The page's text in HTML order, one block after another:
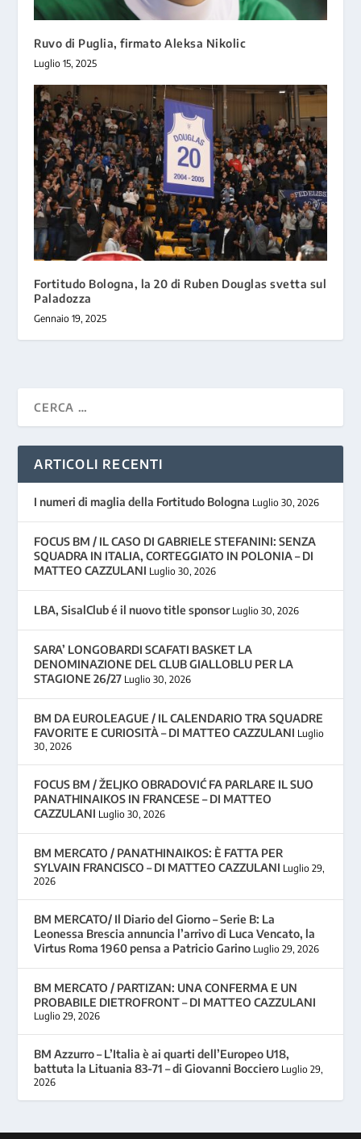
Ruvo di Puglia, firmato Aleksa Nikolic
Luglio 15, 2025
Fortitudo Bologna, la 20 di Ruben Douglas svetta sul
Paladozza
Gennaio 19, 2025
ARTICOLI RECENTI
I numeri di maglia della Fortitudo Bologna Luglio 30, 2026
FOCUS BM / IL CASO DI GABRIELE STEFANINI: SENZA
SQUADRA IN ITALIA, CORTEGGIATO IN POLONIA – DI
MATTEO CAZZULANI Luglio 30, 2026
LBA, SisalClub é il nuovo title sponsor Luglio 30, 2026
SARA’ LONGOBARDI SCAFATI BASKET LA
DENOMINAZIONE DEL CLUB GIALLOBLU PER LA
STAGIONE 26/27 Luglio 30, 2026
BM DA EUROLEAGUE / IL CALENDARIO TRA SQUADRE
FAVORITE E CURIOSITÀ – DI MATTEO CAZZULANI Luglio
30, 2026
FOCUS BM / ŽELJKO OBRADOVIĆ FA PARLARE IL SUO
PANATHINAIKOS IN FRANCESE – DI MATTEO
CAZZULANI Luglio 30, 2026
BM MERCATO / PANATHINAIKOS: È FATTA PER
SYLVAIN FRANCISCO – DI MATTEO CAZZULANI Luglio 29,
2026
BM MERCATO/ Il Diario del Giorno – Serie B: La
Leonessa Brescia annuncia l’arrivo di Luca Vencato, la
Virtus Roma 1960 pensa a Patricio Garino Luglio 29, 2026
BM MERCATO / PARTIZAN: UNA CONFERMA E UN
PROBABILE DIETROFRONT – DI MATTEO CAZZULANI
Luglio 29, 2026
BM Azzurro – L’Italia è ai quarti dell’Europeo U18,
battuta la Lituania 83-71 – di Giovanni Bocciero Luglio 29,
2026